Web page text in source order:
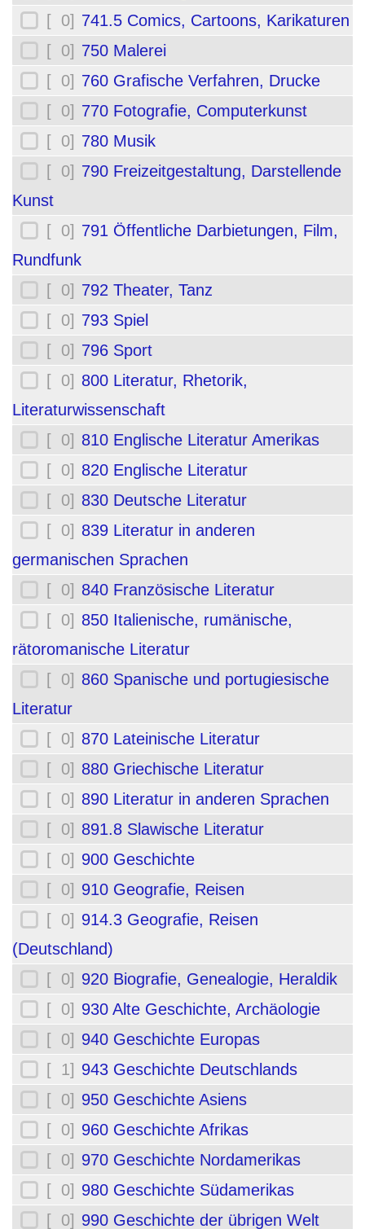
[ 0] 741.5 Comics, Cartoons, Karikaturen
[ 0] 750 Malerei
[ 0] 760 Grafische Verfahren, Drucke
[ 0] 770 Fotografie, Computerkunst
[ 0] 780 Musik
[ 0] 790 Freizeitgestaltung, Darstellende
Kunst
[ 0] 791 Öffentliche Darbietungen, Film,
Rundfunk
[ 0] 792 Theater, Tanz
[ 0] 793 Spiel
[ 0] 796 Sport
[ 0] 800 Literatur, Rhetorik,
Literaturwissenschaft
[ 0] 810 Englische Literatur Amerikas
[ 0] 820 Englische Literatur
[ 0] 830 Deutsche Literatur
[ 0] 839 Literatur in anderen
germanischen Sprachen
[ 0] 840 Französische Literatur
[ 0] 850 Italienische, rumänische,
rätoromanische Literatur
[ 0] 860 Spanische und portugiesische
Literatur
[ 0] 870 Lateinische Literatur
[ 0] 880 Griechische Literatur
[ 0] 890 Literatur in anderen Sprachen
[ 0] 891.8 Slawische Literatur
[ 0] 900 Geschichte
[ 0] 910 Geografie, Reisen
[ 0] 914.3 Geografie, Reisen
(Deutschland)
[ 0] 920 Biografie, Genealogie, Heraldik
[ 0] 930 Alte Geschichte, Archäologie
[ 0] 940 Geschichte Europas
[ 1] 943 Geschichte Deutschlands
[ 0] 950 Geschichte Asiens
[ 0] 960 Geschichte Afrikas
[ 0] 970 Geschichte Nordamerikas
[ 0] 980 Geschichte Südamerikas
[ 0] 990 Geschichte der übrigen Welt